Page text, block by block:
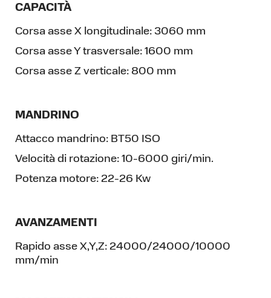
CAPACITÀ
Corsa asse X longitudinale: 3060 mm
Corsa asse Y trasversale: 1600 mm
Corsa asse Z verticale: 800 mm
MANDRINO
Attacco mandrino: BT50 ISO
Velocità di rotazione: 10-6000 giri/min.
Potenza motore: 22-26 Kw
AVANZAMENTI
Rapido asse X,Y,Z: 24000/24000/10000
mm/min